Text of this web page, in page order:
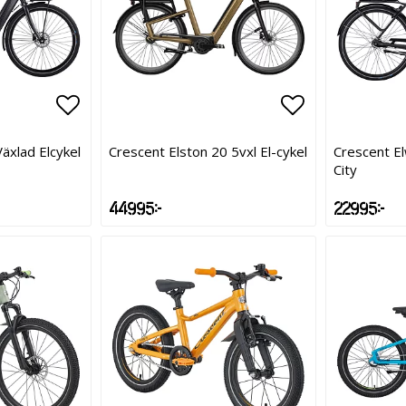
Lägg till i favoritlistan
Lägg till i favoritlistan
Elcykel
Lägg till i
Lägg till i
Crescent Elston 20 5vxl El-cykel
44 995 kr
Crescent
City
22 995 kr